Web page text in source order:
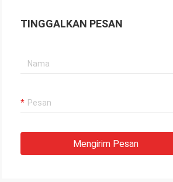
TINGGALKAN PESAN
Mengirim Pesan